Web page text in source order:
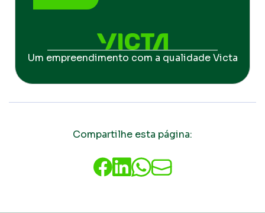
Um empreendimento com a qualidade Victa
Compartilhe esta página: